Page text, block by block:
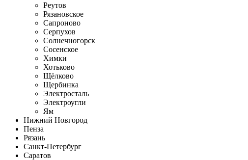
Реутов
Рязановское
Сапроново
Серпухов
Солнечногорск
Сосенское
Химки
Хотьково
Щёлково
Щербинка
Электросталь
Электроугли
Ям
Нижний Новгород
Пенза
Рязань
Санкт-Петербург
Саратов